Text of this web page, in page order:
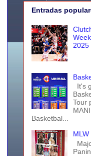
Entradas
2025
It's
Tour
Basketbal...